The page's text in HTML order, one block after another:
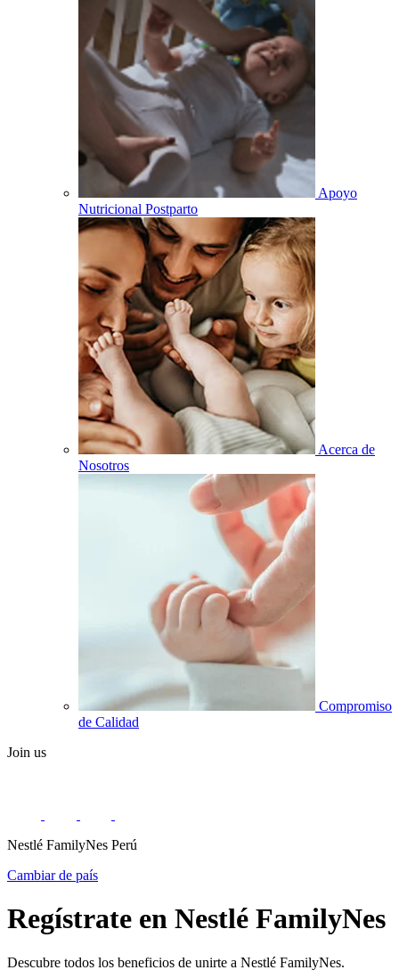
Apoyo
Nutricional Postparto
Acerca de
Nosotros
Compromiso
de Calidad
Join us
Nestlé FamilyNes Perú
Cambiar de país
Regístrate en Nestlé FamilyNes
Descubre todos los beneficios de unirte a Nestlé FamilyNes.